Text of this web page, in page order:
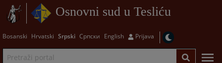
Osnovni sud u Tesliću
Bosanski Hrvatski Srpski Српски English Prijava